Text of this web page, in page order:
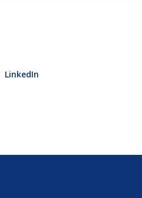
LinkedIn